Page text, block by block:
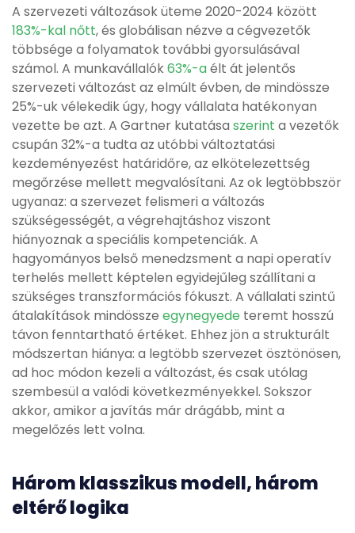
A szervezeti változások üteme 2020-2024 között
183%-kal nőtt, és globálisan nézve a cégvezetők
többsége a folyamatok további gyorsulásával
számol. A munkavállalók63%-aélt át jelentős
szervezeti változást az elmúlt évben, de mindössze
25%-uk vélekedik úgy, hogy vállalata hatékonyan
vezette be azt. A Gartner kutatása szerint a vezetők
csupán 32%-a tudta az utóbbi változtatási
kezdeményezést határidőre, az elkötelezettség
megőrzése mellett megvalósítani. Az ok legtöbbször
ugyanaz: a szervezet felismeri a változás
szükségességét, a végrehajtáshoz viszont
hiányoznak a speciális kompetenciák. A
hagyományos belső menedzsment a napi operatív
terhelés mellett képtelen egyidejűleg szállítani a
szükséges transzformációs fókuszt. A vállalati szintű
átalakítások mindössze egynegyede teremt hosszú
távon fenntartható értéket. Ehhez jön a strukturált
módszertan hiánya: a legtöbb szervezet ösztönösen,
ad hoc módon kezeli a változást, és csak utólag
szembesül a valódi következményekkel. Sokszor
akkor, amikor a javítás már drágább, mint a
megelőzés lett volna.
Három klasszikus modell, három
eltérő logika